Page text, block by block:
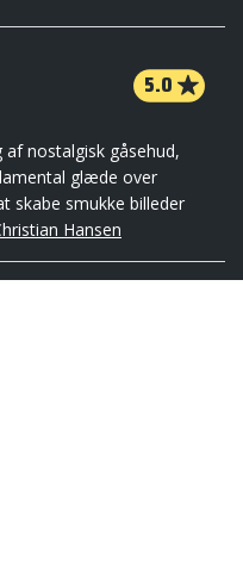
5.0
nostalgisk gåsehud,
glæde over
skabe smukke billeder
Hansen